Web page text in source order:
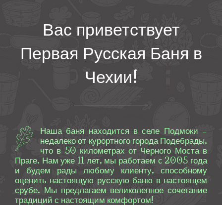
Вас приветствует
Первая Русская Баня в
Чехии!
Наша баня находится в селе Подмоки –
недалеко от курортного города Подебрады,
что в 50 километрах от Черного Моста в
Праге. Нам уже 11 лет, мы работаем с 2005 года
и будем рады любому клиенту, способному
оценить настоящую русскую баню в настоящем
срубе. Мы предлагаем великолепное сочетание
традиций с настоящим комфортом!